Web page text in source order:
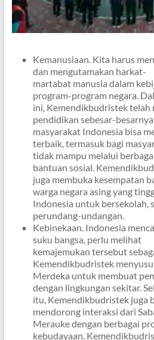
Kemanusiaan. Kita harus
dan mengutamakan harkat-
martabat manusia dalam
program-program negara.
ini, Kemendikbudristek telah
pendidikan sebesar-
masyarakat Indonesia bisa
terbaik, termasuk bagi
tidak mampu melalui
bantuan sosial.
juga membuka kesempatan
warga negara asing yang
Indonesia untuk bersekolah,
perundang-undangan.
Kebinekaan. Indonesia
suku bangsa, perlu melihat
kemajemukan tersebut
Kemendikbudristek
Merdeka untuk membuat
dengan lingkungan sekitar.
itu, Kemendikbudristek juga
mendorong interaksi dari
Merauke dengan berbagai
kebudayaan.